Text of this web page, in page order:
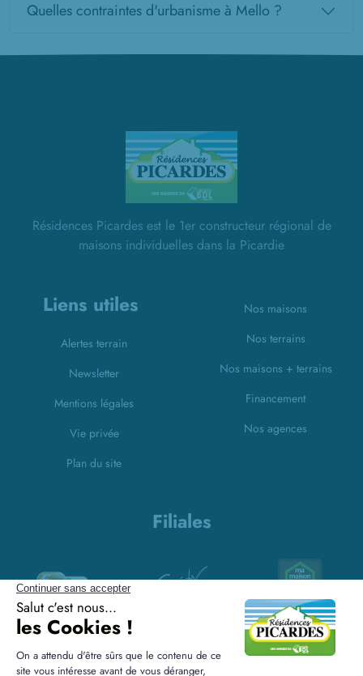
Quelles contraintes d'urbanisme à Mello ?
Résidences Picardes est le 1er constructeur régional de
maisons individuelles dans la Picardie
Liens utiles
Alertes terrain
Newsletter
Mentions légales
Vie privée
Plan du site
Filiales
Nos maisons
Nos terrains
Nos maisons + terrains
Financement
Nos agences